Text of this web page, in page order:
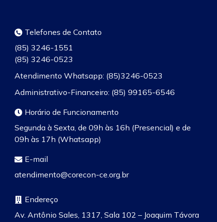
Telefones de Contato
(85) 3246-1551
(85) 3246-0523
Atendimento Whatsapp: (85)3246-0523
Administrativo-Financeiro: (85) 99165-6546
Horário de Funcionamento
Segunda à Sexta, de 09h às 16h (Presencial) e de
09h às 17h (Whatsapp)
E-mail
atendimento@corecon-ce.org.br
Endereço
Av. Antônio Sales, 1317, Sala 102 – Joaquim Távora